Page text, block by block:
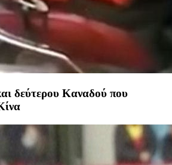
δεύτερου Καναδού που